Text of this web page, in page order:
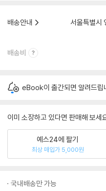
배송안내
서울특별시
배송비
eBook이 출간되면 알려드립
이미 소장하고 있다면 판매해 보세
예스24에 팔기
최상 매입가 5,000원
국내배송만 가능